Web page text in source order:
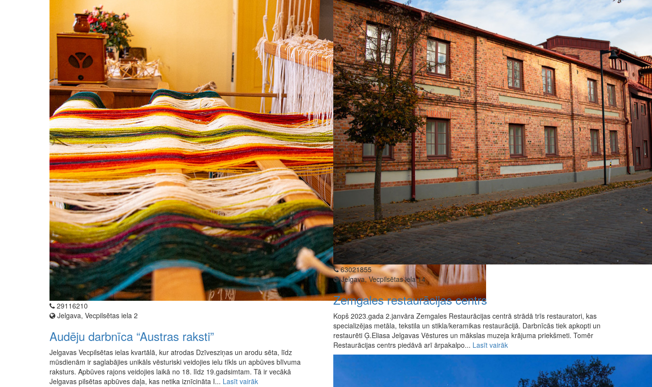
29116210
Jelgava, Vecpilsētas iela 2
Audēju darbnīca “Austras raksti”
Jelgavas Vecpilsētas ielas kvartālā, kur atrodas Dzīvesziņas un arodu sēta, līdz
mūsdienām ir saglabājies unikāls vēsturiski veidojies ielu tīkls un apbūves blīvuma
raksturs. Apbūves rajons veidojies laikā no 18. līdz 19.gadsimtam. Tā ir vecākā
Jelgavas pilsētas apbūves daļa, kas netika iznīcināta I... Lasīt vairāk
63021855
Jelgava, Vecpilsētas iela 14
Zemgales restaurācijas centrs
Kopš 2023.gada 2.janvāra Zemgales Restaurācijas centrā strādā trīs restauratori, kas
specializējas metāla, tekstila un stikla/keramikas restaurācijā. Darbnīcās tiek apkopti un
restaurēti Ģ.Eliasa Jelgavas Vēstures un mākslas muzeja krājuma priekšmeti. Tomēr
Restaurācijas centrs piedāvā arī ārpakalpo... Lasīt vairāk